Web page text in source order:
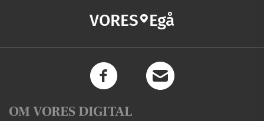
VORES Egå
OM VORES DIGITAL